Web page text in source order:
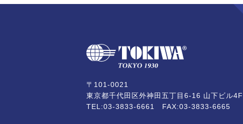
〒101-0021
東京都千代田区外神田五丁目6-16 山下ビル4F
TEL:03-3833-6661 FAX:03-3833-6665